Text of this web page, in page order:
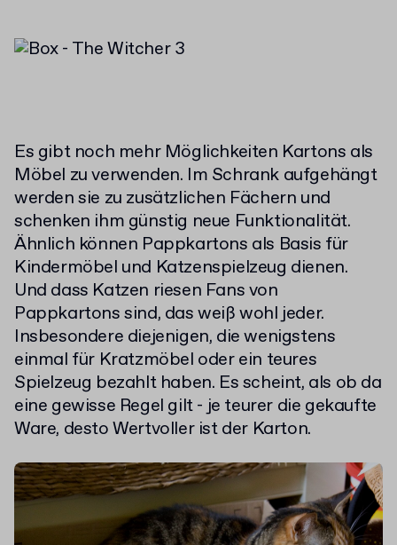
Es gibt noch mehr Möglichkeiten Kartons als
Möbel zu verwenden. Im Schrank aufgehängt
werden sie zu zusätzlichen Fächern und
schenken ihm günstig neue Funktionalität.
Ähnlich können Pappkartons als Basis für
Kindermöbel und Katzenspielzeug dienen.
Und dass Katzen riesen Fans von
Pappkartons sind, das weiß wohl jeder.
Insbesondere diejenigen, die wenigstens
einmal für Kratzmöbel oder ein teures
Spielzeug bezahlt haben. Es scheint, als ob da
eine gewisse Regel gilt - je teurer die gekaufte
Ware, desto Wertvoller ist der Karton.